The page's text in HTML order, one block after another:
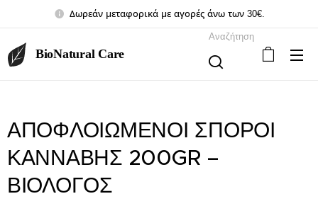
Δωρεάν μεταφορικά με αγορές άνω των 30€.
BioNatural Care
Αναζήτηση
ΑΠΟΦΛΟΙΩΜΕΝΟΙ ΣΠΟΡΟΙ
ΚΑΝΝΑΒΗΣ 200GR –
ΒΙΟΛΟΓΟΣ